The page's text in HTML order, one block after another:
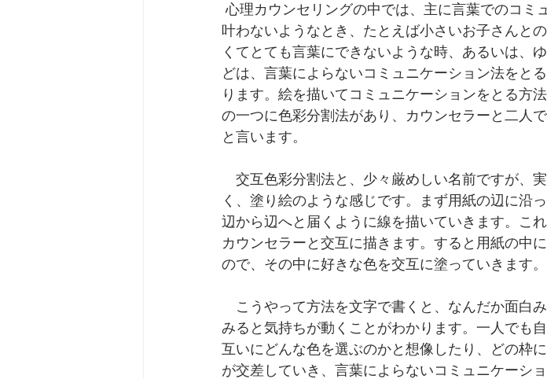
心理カウンセリングの中では、主に言葉でのコミュニケーションが行われますが、それが
叶わないようなとき、たとえば小さいお子さんと
くてとても言葉にできないような時、あるいは、
どは、言葉によらないコミュニケーション法をと
ります。絵を描いてコミュニケーションをとる方
の一つに色彩分割法があり、カウンセラーと二人
と言います。
交互色彩分割法と、少々厳めしい名前ですが、
く、塗り絵のような感じです。まず用紙の辺に沿
辺から辺へと届くように線を描いていきます。こ
カウンセラーと交互に描きます。すると用紙の中
ので、その中に好きな色を交互に塗っていきます。
こうやって方法を文字で書くと、なんだか面白
みると気持ちが動くことがわかります。一人でも
互いにどんな色を選ぶのかと想像したり、どの枠
が交差していき、言葉によらないコミュニケーシ